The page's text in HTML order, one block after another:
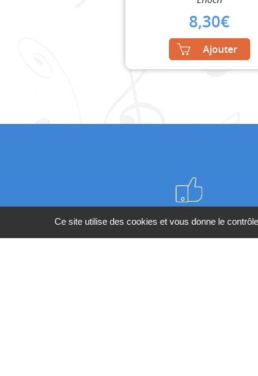
8,30€
Ajouter
Meilleurs prix du web
Ce site utilise des cookies et vous donne le